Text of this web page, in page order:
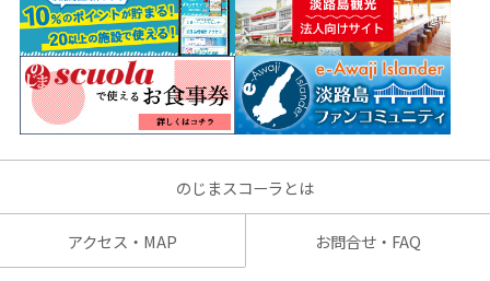
のじまスコーラとは
アクセス・MAP お問合せ・FAQ